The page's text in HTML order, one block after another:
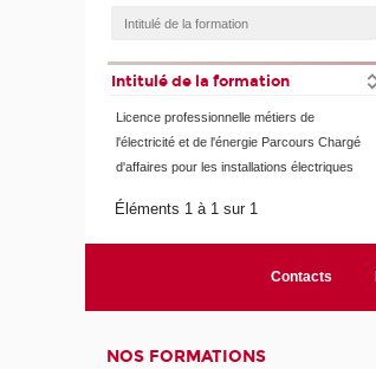
Intitulé de la formation
Licence professionnelle métiers de
l'électricité et de l'énergie Parcours Chargé
d'affaires pour les installations électriques
Éléments 1 à 1 sur 1
Contacts
NOS FORMATIONS